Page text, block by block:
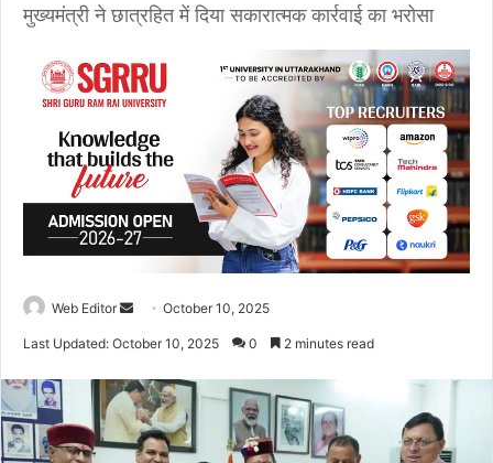
मुख्यमंत्री ने छात्रहित में दिया सकारात्मक कार्रवाई का भरोसा
Web Editor
d
a
n
October 10, 2025
Last Updated: October 10, 2025 0 2 minutes read